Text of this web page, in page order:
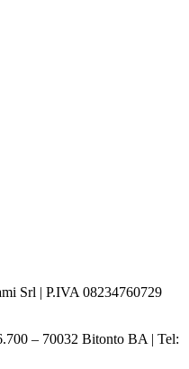
Srl | P.IVA 08234760729
– 70032 Bitonto BA | Tel: